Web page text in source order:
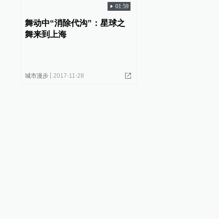
01:59
舞动中“消除代沟”：星球之
舞来到上海
城市漫步 2017-11-28